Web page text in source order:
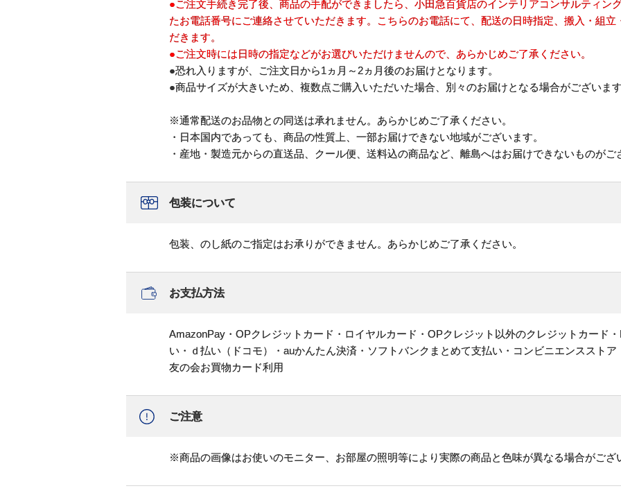
●ご注文手続き完了後、商品の手配ができましたら、小田急百貨店のインテリアコンサルティン
たお電話番号にご連絡させていただきます。こちらのお電話にて、配送の日時指定、搬入・組
だきます。
●ご注文時には日時の指定などがお選びいただけませんので、あらかじめご了承ください。
●恐れ入りますが、ご注文日から1ヵ月～2ヵ月後のお届けとなります。
●商品サイズが大きいため、複数点ご購入いただいた場合、別々のお届けとなる場合がございま
※通常配送のお品物との同送は承れません。あらかじめご了承ください。
・日本国内であっても、商品の性質上、一部お届けできない地域がございます。
・産地・製造元からの直送品、クール便、送料込の商品など、離島へはお届けできないものがご
包装について
包装、のし紙のご指定はお承りができません。あらかじめご了承ください。
お支払方法
AmazonPay・OPクレジットカード・ロイヤルカード・OPクレジット以外のクレジットカード
い・ｄ払い（ドコモ）・auかんたん決済・ソフトバンクまとめて支払い・コンビニエンススト
友の会お買物カード利用
ご注意
※商品の画像はお使いのモニター、お部屋の照明等により実際の商品と色味が異なる場合がござ